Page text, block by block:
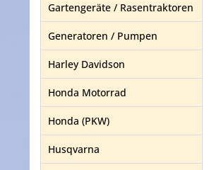
Gartengeräte / Rasentraktoren
Generatoren / Pumpen
Harley Davidson
Honda Motorrad
Honda (PKW)
Husqvarna